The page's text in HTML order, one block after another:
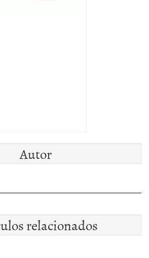
Autor
relacionados